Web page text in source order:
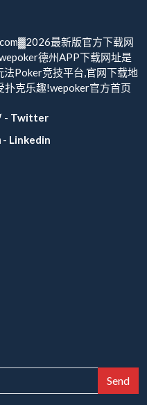
最新版官方下载网
德州APP下载网址是
Poker竞技平台,官网下载地
扑克乐趣!wepoker官方首页
- Twitter
- Linkedin
Send